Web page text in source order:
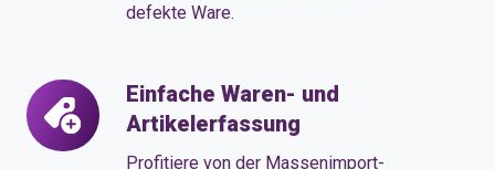
defekte Ware.
Einfache Waren- und
Artikelerfassung
Profitiere von der Massenimport-
Einfache
Waren-
und